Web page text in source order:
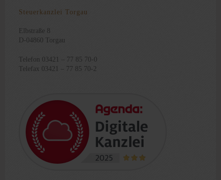
Steuerkanzlei Torgau
Elbstraße 8
D-04860 Torgau
Telefon 03421 – 77 85 70-0
Telefax 03421 – 77 85 70-2